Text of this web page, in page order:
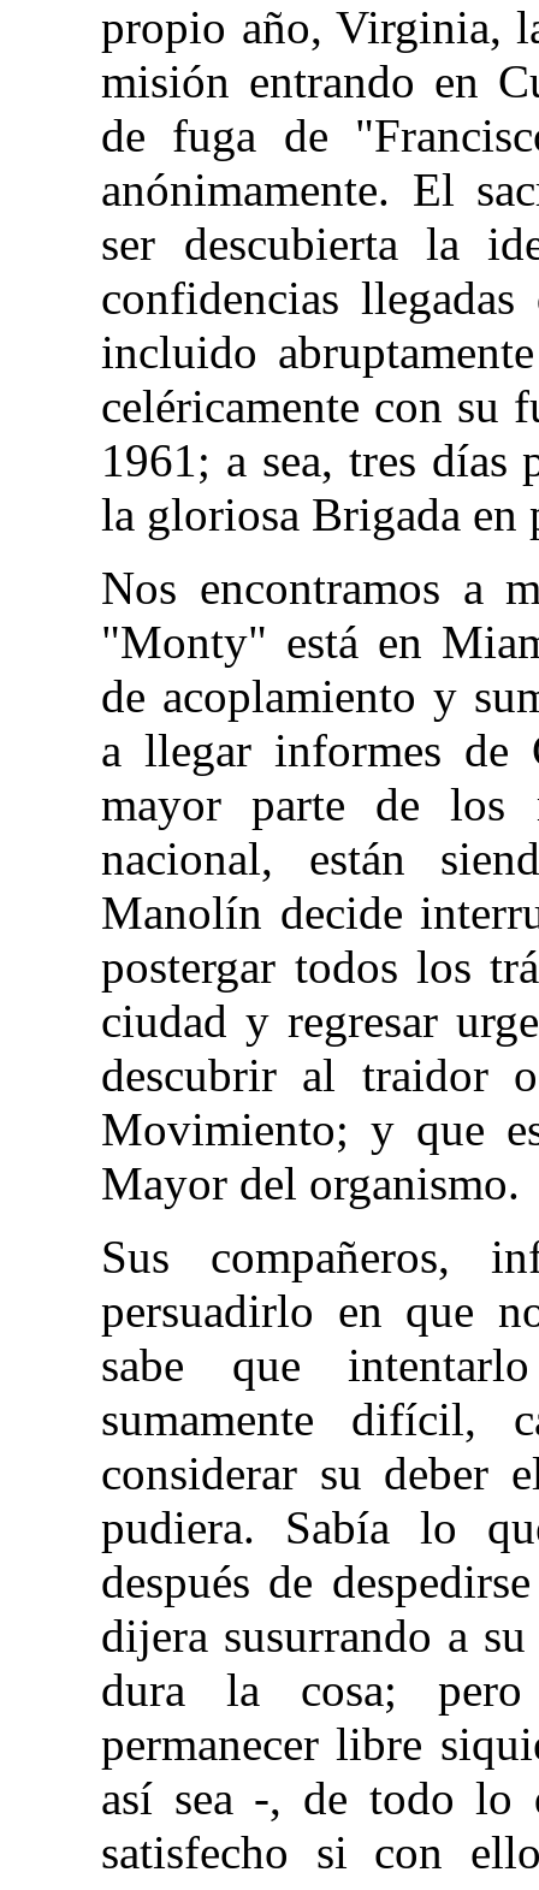
propio año, Virginia,
misión entrando en
de fuga de
anónimamente. El
ser descubierta la
confidencias
incluido
celéricamente con su
1961; a sea, tres días
la gloriosa Brigada en
Nos encontramos a
"Monty" está en
de acoplamiento y
a llegar informes de
mayor parte de los
nacional, están
Manolín decide
postergar todos los
ciudad y regresar
descubrir al traidor
Movimiento; y que
Mayor del organismo.
Sus compañeros,
persuadirlo en que
sabe que
sumamente difícil,
considerar su deber
pudiera. Sabía lo
después de
dijera susurrando a
dura la cosa;
permanecer libre
así sea -, de todo lo
satisfecho si con